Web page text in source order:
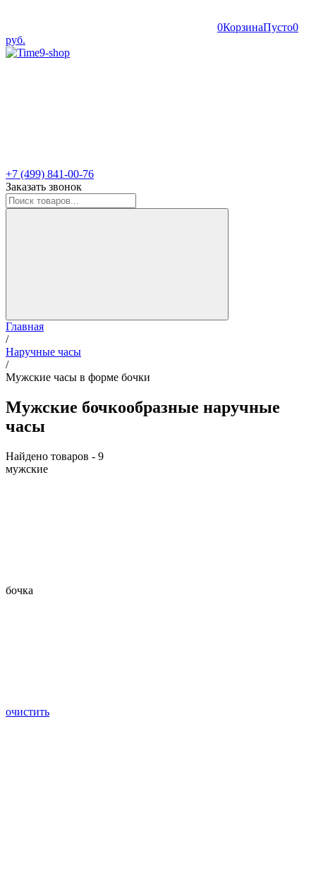
0КорзинаПусто0
руб.
+7 (499) 841-00-76
Заказать звонок
Главная
/
Наручные часы
/
Мужские часы в форме бочки
Мужские бочкообразные наручные
часы
Найдено товаров - 9
мужские
бочка
очистить